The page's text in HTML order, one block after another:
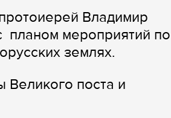
Владимир
планом мероприятий по
землях.
поста и